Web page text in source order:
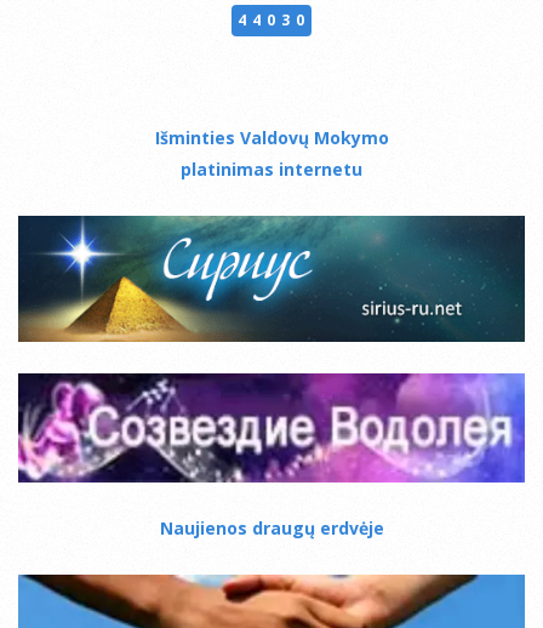
44030
Išminties Valdovų Mokymo
platinimas internetu
Naujienos draugų erdvėje